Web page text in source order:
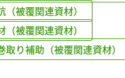
被覆関連資材）
被覆関連資材）
取り補助（被覆関連資材）